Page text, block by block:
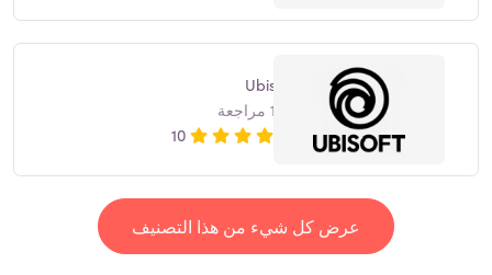
Ubisoft
10
عرض كل شيء من هذا التصنيف